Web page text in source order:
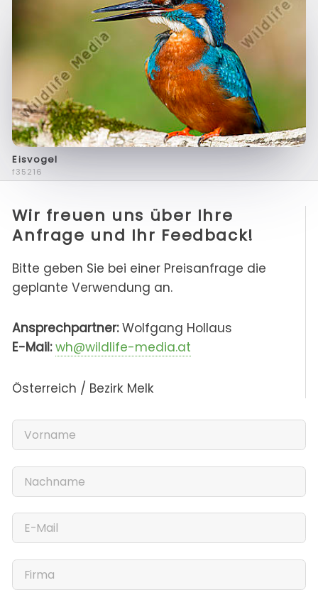
Eisvogel
f35216
Wir freuen uns über Ihre
Anfrage und Ihr Feedback!
Bitte geben Sie bei einer Preisanfrage die
geplante Verwendung an.
Ansprechpartner:Wolfgang Hollaus
E-Mail: wh@wildlife-media.at
Österreich / Bezirk Melk